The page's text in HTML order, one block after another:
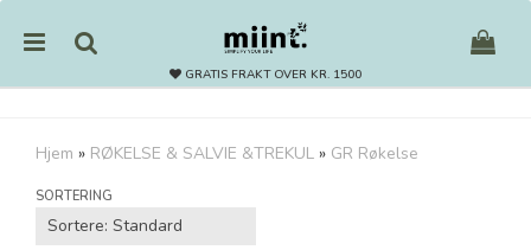
GRATIS FRAKT OVER KR. 1500
Hjem » RØKELSE & SALVIE &TREKUL » GR Røkelse
SORTERING